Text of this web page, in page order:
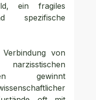
ein fragiles
spezifische
von
gewinnt